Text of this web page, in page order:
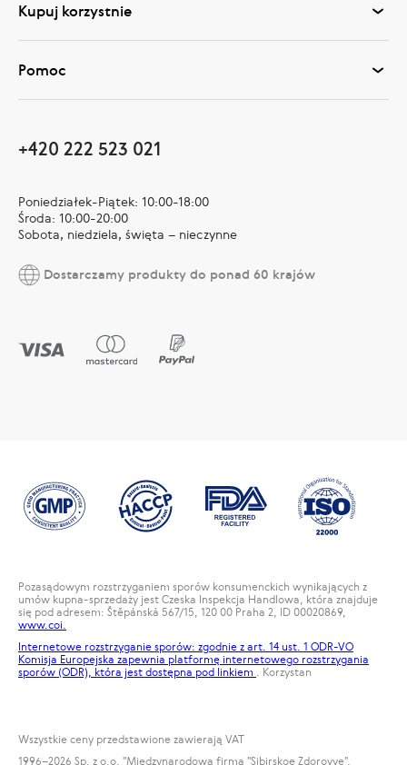
Kupuj korzystnie
Pomoc
+420 222 523 021
Poniedziałek-Piątek: 10:00-18:00
Środa: 10:00-20:00
Sobota, niedziela, święta – nieczynne
Dostarczamy produkty do ponad 60 krajów
Pozasądowym rozstrzyganiem sporów konsumenckich wynikających z
umów kupna-sprzedaży jest Czeska Inspekcja Handlowa, która znajduje
się pod adresem: Štěpánská 567/15, 120 00 Praha 2, ID 00020869,
www.coi.
Internetowe rozstrzyganie sporów: zgodnie z art. 14 ust. 1 ODR-VO
Komisja Europejska zapewnia platformę internetowego rozstrzygania
sporów (ODR), która jest dostępna pod linkiem . Korzystan
Wszystkie ceny przedstawione zawierają VAT
1996–2026 Sp. z o.o. "Międzynarodowa firma "Sibirskoe Zdorovye".